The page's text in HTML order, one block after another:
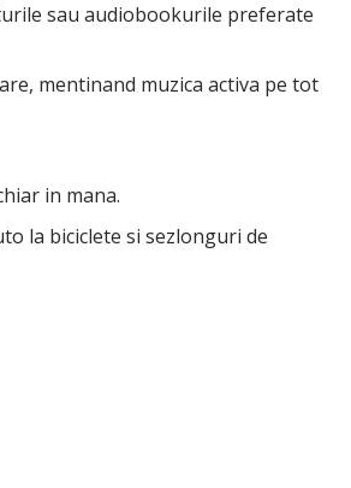
sau audiobookurile preferate
mentinand muzica activa pe tot
in mana.
la biciclete si sezlonguri de